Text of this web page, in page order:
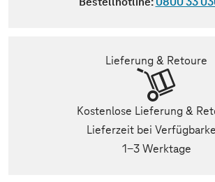
Lieferung & Retoure
Kostenlose Lieferung &
Lieferzeit bei
1-3 Werktage